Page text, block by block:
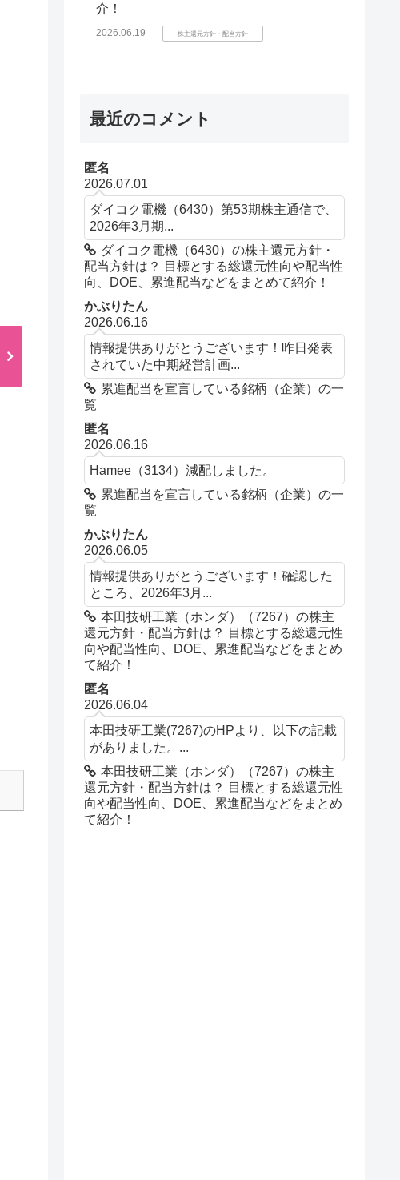
介！
2026.06.19 株主還元方針・配当方針
最近のコメント
匿名
2026.07.01
ダイコク電機（6430）第53期株主通信で、
2026年3月期...
ダイコク電機（6430）の株主還元方針・
配当方針は？ 目標とする総還元性向や配当性
向、DOE、累進配当などをまとめて紹介！
かぶりたん
2026.06.16
情報提供ありがとうございます！昨日発表
されていた中期経営計画...
累進配当を宣言している銘柄（企業）の一
覧
匿名
2026.06.16
Hamee（3134）減配しました。
累進配当を宣言している銘柄（企業）の一
覧
かぶりたん
2026.06.05
情報提供ありがとうございます！確認した
ところ、2026年3月...
本田技研工業（ホンダ）（7267）の株主
還元方針・配当方針は？ 目標とする総還元性
向や配当性向、DOE、累進配当などをまとめ
て紹介！
匿名
2026.06.04
本田技研工業(7267)のHPより、以下の記載
がありました。...
本田技研工業（ホンダ）（7267）の株主
還元方針・配当方針は？ 目標とする総還元性
向や配当性向、DOE、累進配当などをまとめ
て紹介！